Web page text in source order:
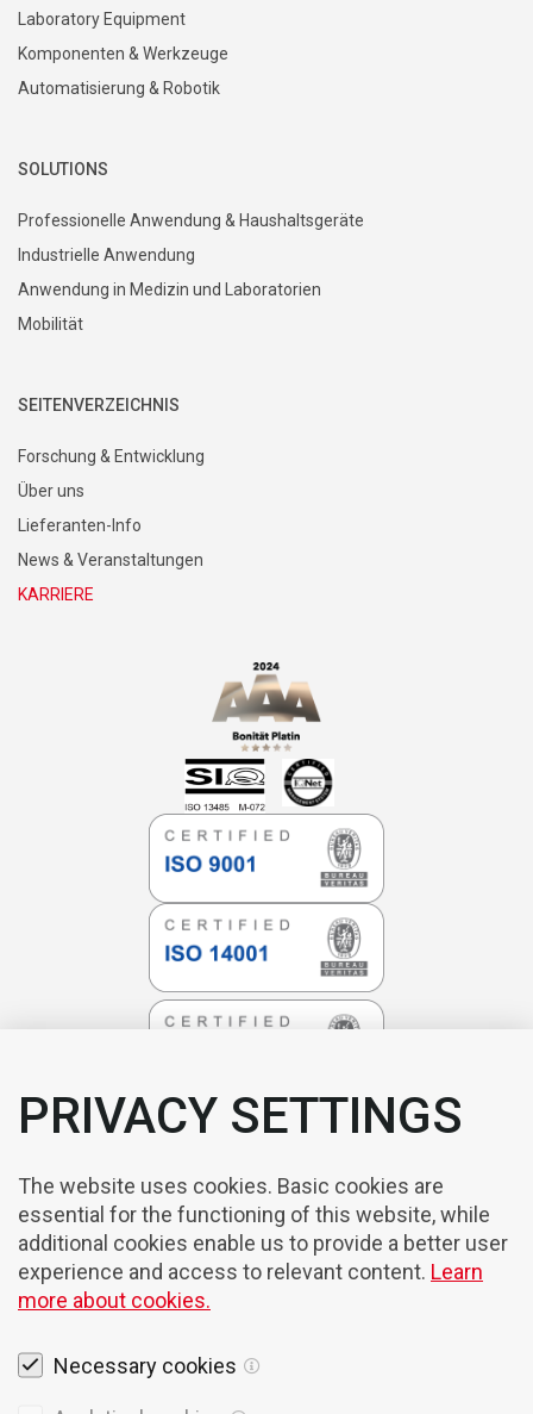
Laboratory Equipment
Komponenten & Werkzeuge
Automatisierung & Robotik
SOLUTIONS
Professionelle Anwendung & Haushaltsgeräte
Industrielle Anwendung
Anwendung in Medizin und Laboratorien
Mobilität
SEITENVERZEICHNIS
Forschung & Entwicklung
Über uns
Lieferanten-Info
News & Veranstaltungen
KARRIERE
PRIVACY SETTINGS
The website uses cookies. Basic cookies are
essential for the functioning of this website, while
additional cookies enable us to provide a better user
experience and access to relevant content. Learn
more about cookies.
Necessary cookies